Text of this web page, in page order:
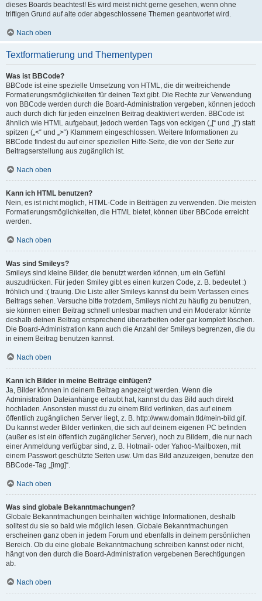
dieses Boards beachtest! Es wird meist nicht gerne gesehen, wenn ohne
triftigen Grund auf alte oder abgeschlossene Themen geantwortet wird.
Nach oben
Textformatierung und Thementypen
Was ist BBCode?
BBCode ist eine spezielle Umsetzung von HTML, die dir weitreichende
Formatierungsmöglichkeiten für deinen Text gibt. Die Rechte zur Verwendung
von BBCode werden durch die Board-Administration vergeben, können jedoch
auch durch dich für jeden einzelnen Beitrag deaktiviert werden. BBCode ist
ähnlich wie HTML aufgebaut, jedoch werden Tags von eckigen („[“ und „]“) statt
spitzen („<“ und „>“) Klammern eingeschlossen. Weitere Informationen zu
BBCode findest du auf einer speziellen Hilfe-Seite, die von der Seite zur
Beitragserstellung aus zugänglich ist.
Nach oben
Kann ich HTML benutzen?
Nein, es ist nicht möglich, HTML-Code in Beiträgen zu verwenden. Die meisten
Formatierungsmöglichkeiten, die HTML bietet, können über BBCode erreicht
werden.
Nach oben
Was sind Smileys?
Smileys sind kleine Bilder, die benutzt werden können, um ein Gefühl
auszudrücken. Für jeden Smiley gibt es einen kurzen Code, z. B. bedeutet :)
fröhlich und :( traurig. Die Liste aller Smileys kannst du beim Verfassen eines
Beitrags sehen. Versuche bitte trotzdem, Smileys nicht zu häufig zu benutzen,
sie können einen Beitrag schnell unlesbar machen und ein Moderator könnte
deshalb deinen Beitrag entsprechend überarbeiten oder gar komplett löschen.
Die Board-Administration kann auch die Anzahl der Smileys begrenzen, die du
in einem Beitrag benutzen kannst.
Nach oben
Kann ich Bilder in meine Beiträge einfügen?
Ja, Bilder können in deinem Beitrag angezeigt werden. Wenn die
Administration Dateianhänge erlaubt hat, kannst du das Bild auch direkt
hochladen. Ansonsten musst du zu einem Bild verlinken, das auf einem
öffentlich zugänglichen Server liegt, z. B. http://www.domain.tld/mein-bild.gif.
Du kannst weder Bilder verlinken, die sich auf deinem eigenen PC befinden
(außer es ist ein öffentlich zugänglicher Server), noch zu Bildern, die nur nach
einer Anmeldung verfügbar sind, z. B. Hotmail- oder Yahoo-Mailboxen, mit
einem Passwort geschützte Seiten usw. Um das Bild anzuzeigen, benutze den
BBCode-Tag „[img]“.
Nach oben
Was sind globale Bekanntmachungen?
Globale Bekanntmachungen beinhalten wichtige Informationen, deshalb
solltest du sie so bald wie möglich lesen. Globale Bekanntmachungen
erscheinen ganz oben in jedem Forum und ebenfalls in deinem persönlichen
Bereich. Ob du eine globale Bekanntmachung schreiben kannst oder nicht,
hängt von den durch die Board-Administration vergebenen Berechtigungen
ab.
Nach oben